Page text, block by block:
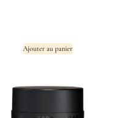
Ajouter au panier